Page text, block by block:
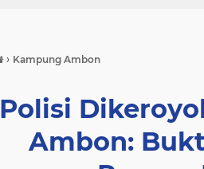
› Kampung Ambon
Polisi
Ambon: